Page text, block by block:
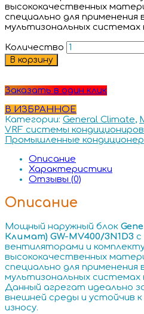
высококачественных
специально для применения
мультизональных системах
Количество
В корзину
Заказать в один клик
В ИЗБРАННОЕ
Категории: General Climate,
VRF системы
Промышленные
Описание
Характеристики
Отзывы (0)
Описание
Мощный наружный блок
Климат) GW-MV400/3N1D3 с
вентиляторами и
высококачественных
специально для применения
мультизональных системах
Данный агрегат идеально
внешней среды и устойчив
износу.